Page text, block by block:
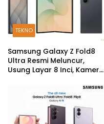
TEKNO
Samsung Galaxy Z Fold8
Ultra Resmi Meluncur,
Usung Layar 8 Inci, Kamera